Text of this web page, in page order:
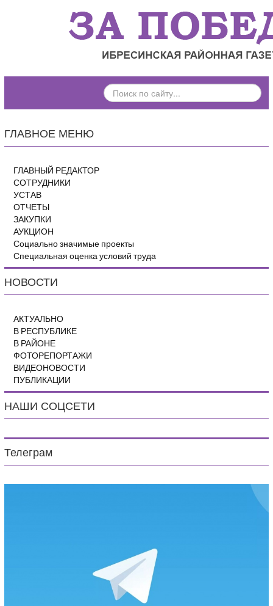
ПОИСК
ПО
ГЛАВНОЕ МЕНЮ
ГЛАВНЫЙ РЕДАКТОР
СОТРУДНИКИ
УСТАВ
ОТЧЕТЫ
ЗАКУПКИ
АУКЦИОН
Социально значимые проекты
Специальная оценка условий труда
НОВОСТИ
АКТУАЛЬНО
В РЕСПУБЛИКЕ
В РАЙОНЕ
ФОТОРЕПОРТАЖИ
ВИДЕОНОВОСТИ
ПУБЛИКАЦИИ
НАШИ СОЦСЕТИ
Телеграм